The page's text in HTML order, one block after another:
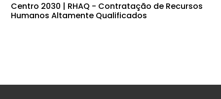
Centro 2030 | RHAQ - Contratação de Recursos
Humanos Altamente Qualificados